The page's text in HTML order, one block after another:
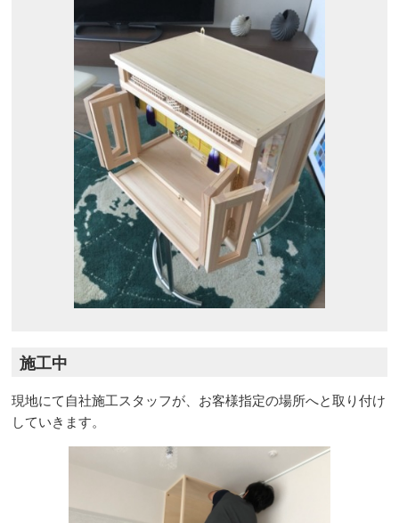
施工中
現地にて自社施工スタッフが、お客様指定の場所へと取り付け
していきます。